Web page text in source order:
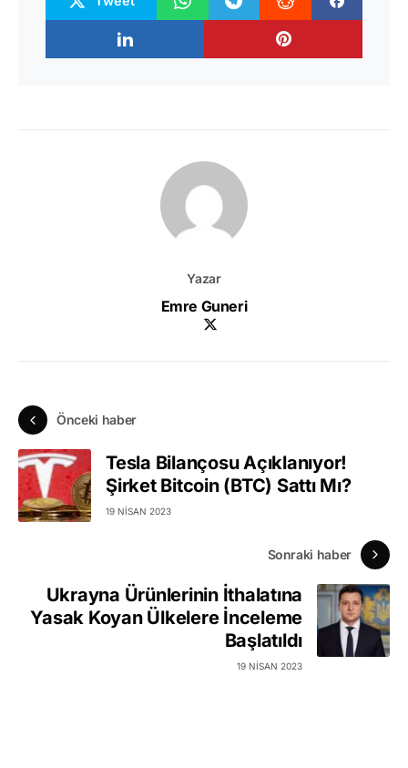
Yazar
Emre Guneri
Önceki haber
Tesla Bilançosu Açıklanıyor!
Şirket Bitcoin (BTC) Sattı Mı?
19 NISAN 2023
Sonraki haber
Ukrayna Ürünlerinin İthalatına
Yasak Koyan Ülkelere İnceleme
Başlatıldı
19 NISAN 2023